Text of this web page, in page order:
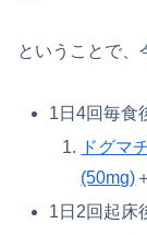
ということで
1日4回毎食
ドグマ
(50mg)
1日2回起床